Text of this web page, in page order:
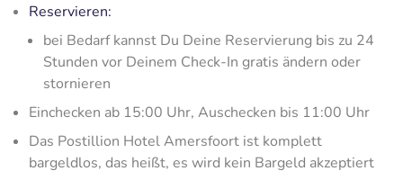
Reservieren:
bei Bedarf kannst Du Deine Reservierung bis zu 24
Stunden vor Deinem Check-In gratis ändern oder
stornieren
Einchecken ab 15:00 Uhr, Auschecken bis 11:00 Uhr
Das Postillion Hotel Amersfoort ist komplett
bargeldlos, das heißt, es wird kein Bargeld akzeptiert